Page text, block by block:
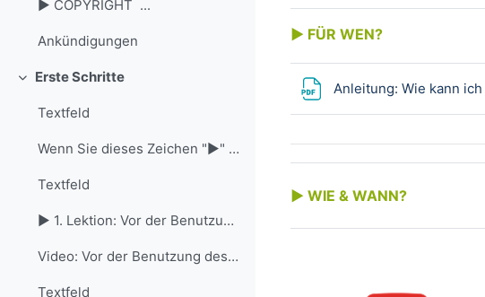
► COPYRIGHT ...
Ankündigungen
Einklappen
Erste Schritte
Textfeld
Wenn Sie dieses Zeichen "►" sehen, dann verstecken...
Textfeld
► 1. Lektion: Vor der Benutzung des Whiteboards ...
Video: Vor der Benutzung des Whiteboards (3:08 Minuten)
Textfeld
► FÜR WEN?
Anleitung: Wie kann
► WIE & WANN?